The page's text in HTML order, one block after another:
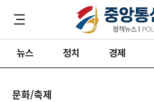
뉴스 정치 경제
문화/축제